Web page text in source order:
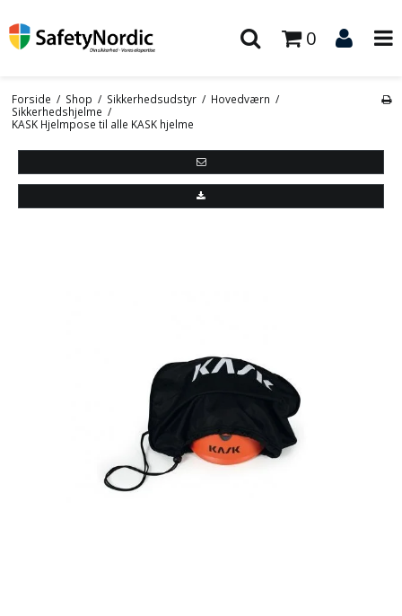
0
Forside / Shop / Sikkerhedsudstyr / Hovedværn /
Sikkerhedshjelme /
KASK Hjelmpose til alle KASK hjelme